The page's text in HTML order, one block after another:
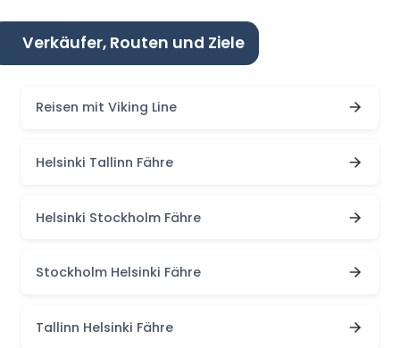
Verkäufer, Routen und Ziele
Reisen mit Viking Line
Helsinki Tallinn Fähre
Helsinki Stockholm Fähre
Stockholm Helsinki Fähre
Tallinn Helsinki Fähre